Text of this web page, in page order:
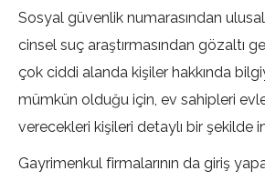
Sosyal güvenlik numarasından ulusal
cinsel suç araştırmasından gözaltı
çok ciddi alanda kişiler hakkında
mümkün olduğu için, ev sahipleri
verecekleri kişileri detaylı bir şekilde
Gayrimenkul firmalarının da giriş